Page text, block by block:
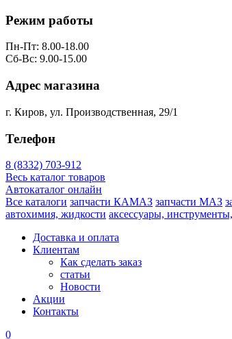
Режим работы
Пн-Пт: 8.00-18.00
Сб-Вс: 9.00-15.00
Адрес магазина
г. Киров, ул. Производственная, 29/1
Телефон
8 (8332) 703-912
Весь каталог товаров
Автокаталог онлайн
Все каталоги запчасти КАМАЗ запчасти МАЗ
автохимия, жидкости аксессуары,
Доставка и оплата
Клиентам
Как сделать заказ
статьи
Новости
Акции
Контакты
0